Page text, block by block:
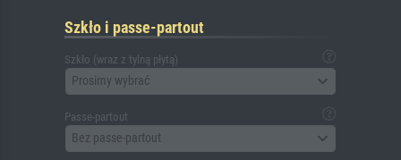
Szkło i passe-partout
Szkło (wraz z tylną płytą)
Prosimy wybrać
Passe-partout
Bez passe-partout